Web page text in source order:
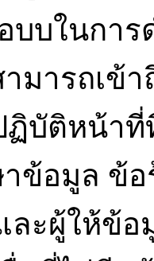
บในการ
มารถเข้
บัติหน้าที่
ข้อมูล ข้อ
ละผู้ให้ข้